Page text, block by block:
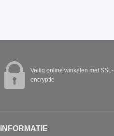
Veilig online winkelen met SSL-
encryptie
INFORMATIE